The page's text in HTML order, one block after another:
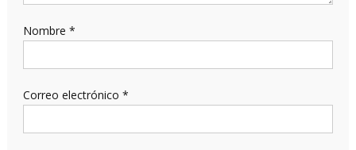
Nombre *
Correo electrónico *